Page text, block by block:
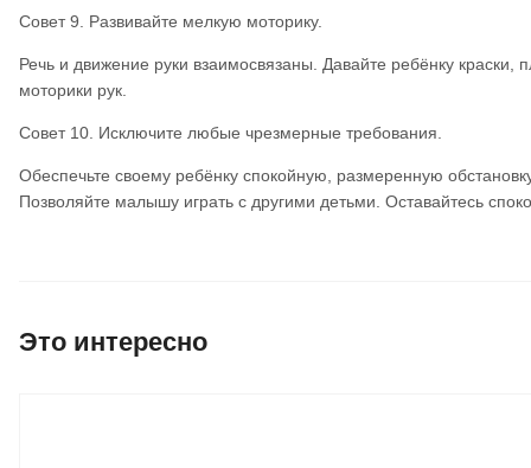
Совет 9. Развивайте мелкую моторику.
Речь и движение руки взаимосвязаны. Давайте ребёнку
моторики рук.
Совет 10. Исключите любые чрезмерные требования.
Обеспечьте своему ребёнку спокойную, размеренную
Позволяйте малышу играть с другими детьми. Оставайтесь
Это интересно